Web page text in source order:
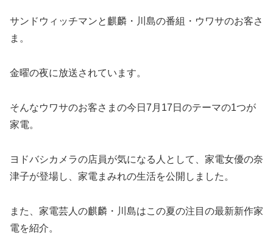
サンドウィッチマンと麒麟・川島の番組・ウワサのお客さ
ま。
金曜の夜に放送されています。
そんなウワサのお客さまの今日7月17日のテーマの1つが
家電。
ヨドバシカメラの店員が気になる人として、家電女優の奈
津子が登場し、家電まみれの生活を公開しました。
また、家電芸人の麒麟・川島はこの夏の注目の最新新作家
電を紹介。